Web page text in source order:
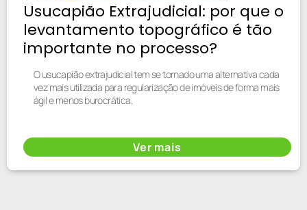
Usucapião Extrajudicial: por que o
levantamento topográfico é tão
importante no processo?
O usucapião extrajudicial tem se tornado uma alternativa cada
vez mais utilizada para regularização de imóveis de forma mais
ágil e menos burocrática.
Ver mais